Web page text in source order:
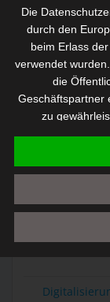
00:00
Digital
Im Podcast:
Die
durch den
beim Erlass
verwendet
die
Geschäftspartner
zu
Wir verwenden
a)
(im